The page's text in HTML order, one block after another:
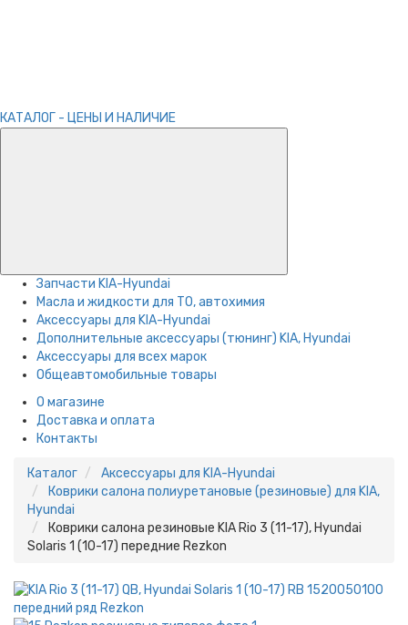
КАТАЛОГ - ЦЕНЫ И НАЛИЧИЕ
Запчасти KIA-Hyundai
Масла и жидкости для ТО, автохимия
Аксессуары для KIA-Hyundai
Дополнительные аксессуары (тюнинг) KIA, Hyundai
Аксессуары для всех марок
Общеавтомобильные товары
О магазине
Доставка и оплата
Контакты
Каталог
Аксессуары для KIA-Hyundai
Коврики салона полиуретановые (резиновые) для KIA,
Hyundai
Коврики салона резиновые KIA Rio 3 (11-17), Hyundai
Solaris 1 (10-17) передние Rezkon